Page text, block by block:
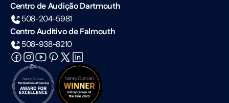
Centro de Audição Dartmouth
508-204-5981
Centro Auditivo de Falmouth
508-938-8210